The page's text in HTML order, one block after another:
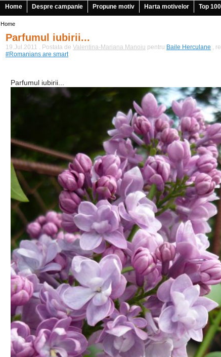
Home Despre campanie Propune motiv Harta motivelor Top
Home
Parfumul iubirii...
19.Jul.2011 . Postata de Valentina-Mariana Manoiu pentru Baile Herculane ,
#Romanians are smart
Parfumul iubirii...